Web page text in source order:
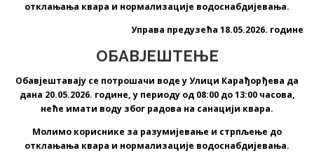
отклањања квара и нормализације водоснабдијевања.
Управа предузећа 18.05.2026. године
ОБАВЈЕШТЕЊЕ
Обавјештавају се потрошачи воде у Улици Карађорђева да
дана 20.05.2026. године, у периоду од 08:00 до 13:00 часова,
неће имати воду због радова на санацији квара.
Молимо кориснике за разумијевање и стрпљење до
отклањања квара и нормализације водоснабдијевања.